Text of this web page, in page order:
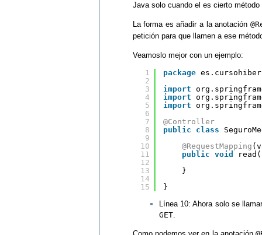
Java solo cuando el es cierto método
La forma es añadir a la anotación
petición para que llamen a ese
Veamoslo mejor con un ejemplo:
1
2
3
4
5
6
7
8
9
10
11
12
13
14
15
package
import
import
import
@Controller
public
class
@RequestMapping
public void
}
}
Línea 10: Ahora solo se
GET.